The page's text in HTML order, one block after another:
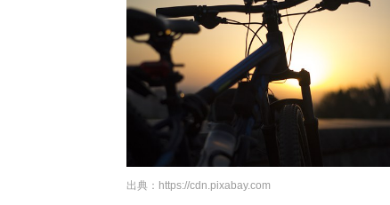
出典： https://cdn.pixabay.com